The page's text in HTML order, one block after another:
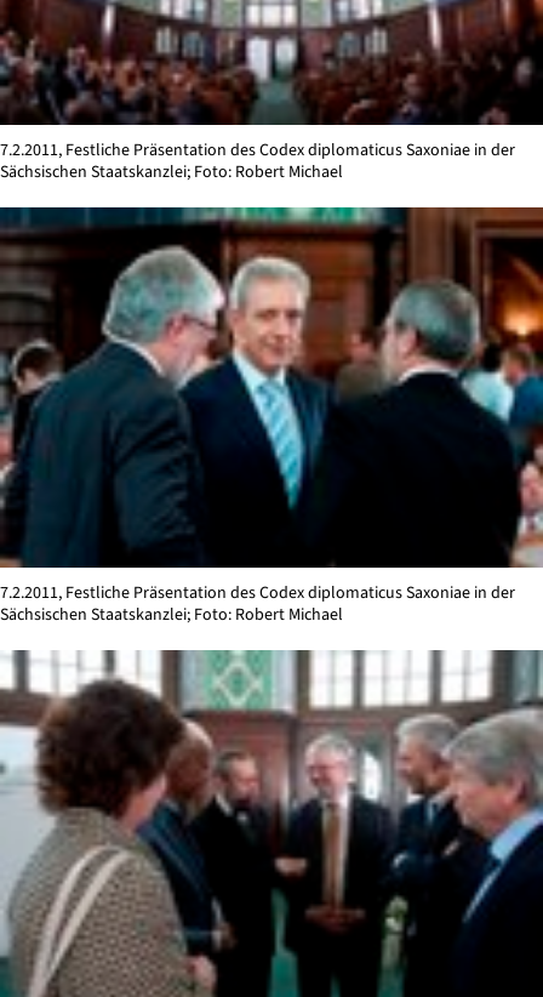
7.2.2011, Festliche Präsentation des Codex diplomaticus Saxoniae in der
Sächsischen Staatskanzlei; Foto: Robert Michael
7.2.2011, Festliche Präsentation des Codex diplomaticus Saxoniae in der
Sächsischen Staatskanzlei; Foto: Robert Michael